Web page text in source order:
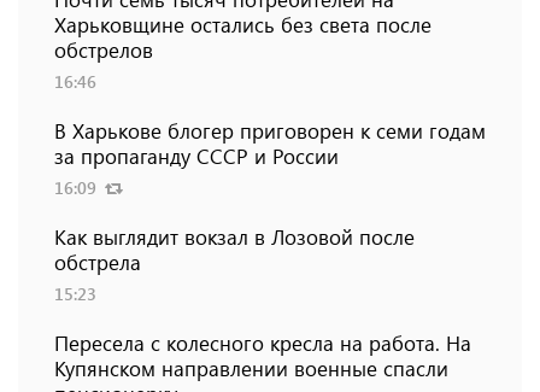
Харьковщине остались без света после
обстрелов
16:46
В Харькове блогер приговорен к семи годам
за пропаганду СССР и России
16:09
Как выглядит вокзал в Лозовой после
обстрела
15:23
Пересела с колесного кресла на работа. На
Купянском направлении военные спасли